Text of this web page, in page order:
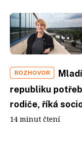
ROZHOVOR
republiku
rodiče, říká
14 minut čtení